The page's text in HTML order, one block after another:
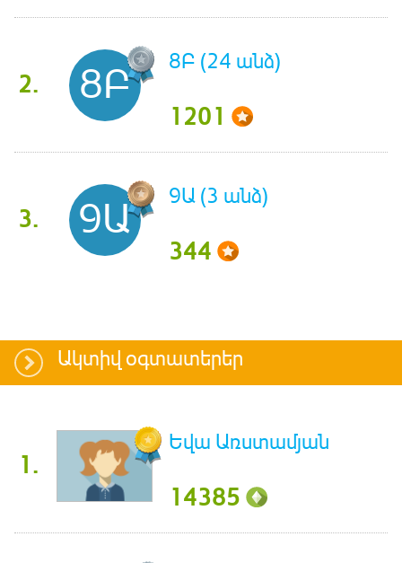
2. 8Բ 8Բ (24 անձ)
1201
3. 9Ա 9Ա (3 անձ)
344
Ակտիվ օգտատերեր
1.
Եվա Առստամյան
14385